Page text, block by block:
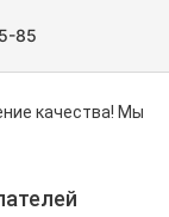
85
качества! Мы